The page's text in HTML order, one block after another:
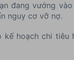
đang vướng
nguy cơ vỡ nợ.
kế hoạch chi